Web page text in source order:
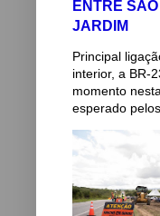
ENTRE
JARDIM
Principal
interior, a BR-
momento
esperado